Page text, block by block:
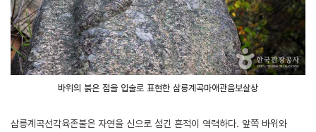
바위의 붉은 점을 입술로 표현한 삼릉계곡마애관음보살상
삼릉계곡선각육존불은 자연을 신으로 섬긴 흔적이 역력하다. 앞쪽 바위와